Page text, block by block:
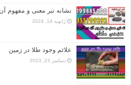
نشانه تبر معنی و مفهوم
ژانویه 14, 2024
علائم وجود طلا در زمین
دسامبر 23, 2023